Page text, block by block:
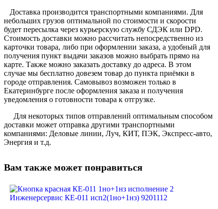
Доставка производится транспортными компаниями. Для
небольших грузов оптимальной по стоимости и скорости
будет пересылка через курьерскую службу СДЭК или DPD.
Стоимость доставки можно рассчитать непосредственно из
карточки товара, либо при оформлении заказа, а удобный для
получения пункт выдачи заказов можно выбрать прямо на
карте. Также можно заказать доставку до адреса. В этом
случае мы бесплатно довезем товар до пункта приёмки в
городе отправления. Самовывоз возможен только в
Екатеринбурге после оформления заказа и получения
уведомления о готовности товара к отгрузке.
Для некоторых типов отправлений оптимальным способом
доставки может отправка другими транспортными
компаниями: Деловые линии, Луч, КИТ, ПЭК, Экспресс-авто,
Энергия и т.д.
Вам также может понравиться